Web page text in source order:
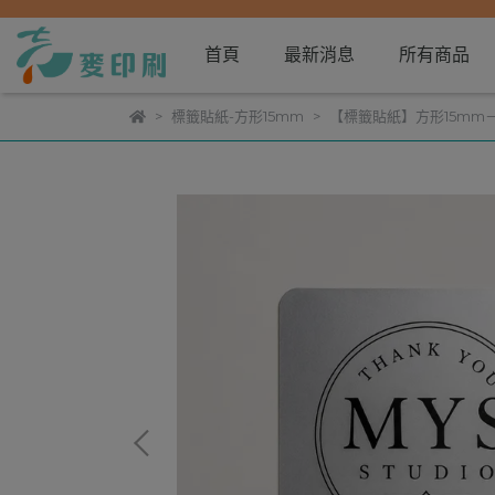
首頁 最新消息 所有商品
標籤貼紙-方形15mm 【標籤貼紙】方形15mm